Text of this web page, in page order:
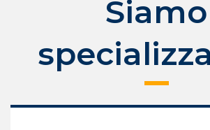
Siamo